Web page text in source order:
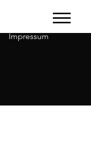
Impressum